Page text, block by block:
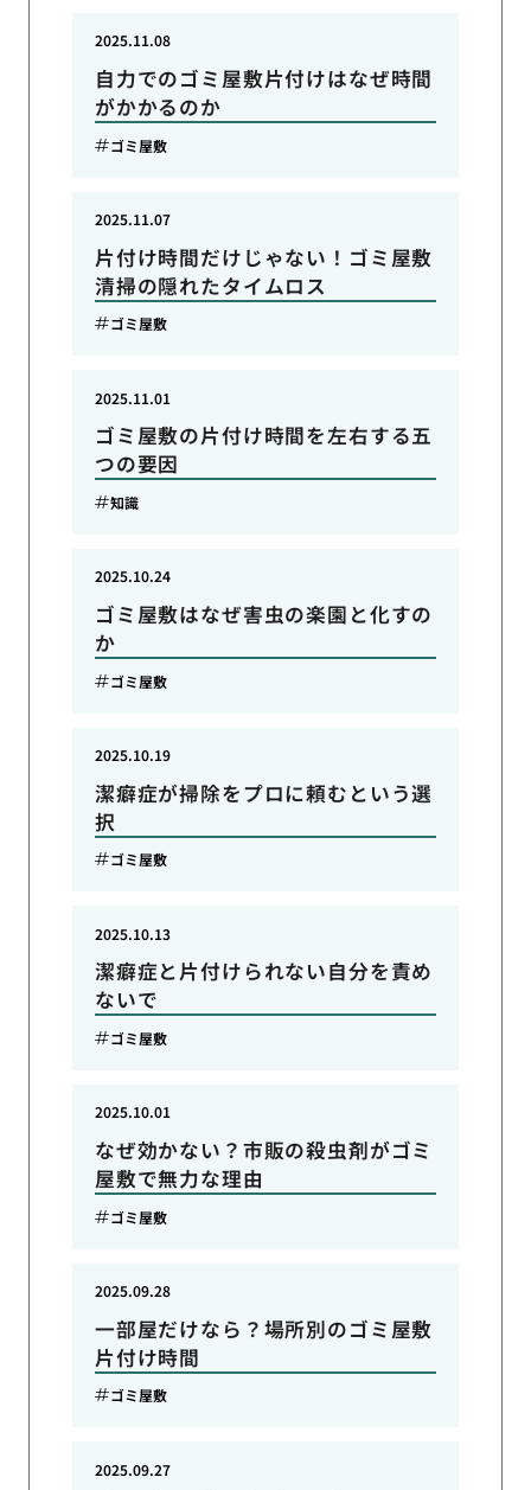
自力でのゴミ屋敷片付けはなぜ時間
がかかるのか
2025.11.08
ゴミ屋敷
片付け時間だけじゃない！ゴミ屋敷
清掃の隠れたタイムロス
2025.11.07
ゴミ屋敷
ゴミ屋敷の片付け時間を左右する五
つの要因
2025.11.01
知識
ゴミ屋敷はなぜ害虫の楽園と化すの
か
2025.10.24
ゴミ屋敷
潔癖症が掃除をプロに頼むという選
択
2025.10.19
ゴミ屋敷
潔癖症と片付けられない自分を責め
ないで
2025.10.13
ゴミ屋敷
なぜ効かない？市販の殺虫剤がゴミ
屋敷で無力な理由
2025.10.01
ゴミ屋敷
一部屋だけなら？場所別のゴミ屋敷
片付け時間
2025.09.28
ゴミ屋敷
2025.09.27